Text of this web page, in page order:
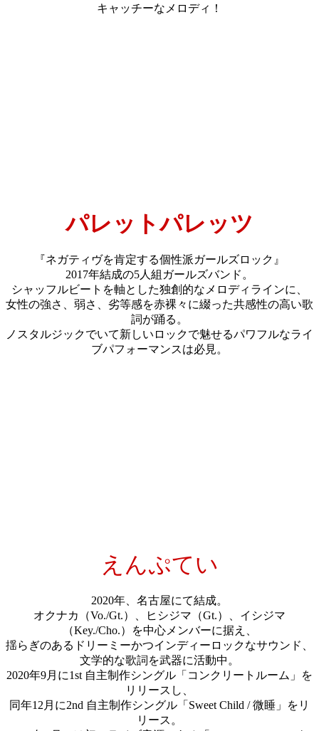
キャッチーなメロディ！
パレットパレッツ
『ネガティヴを肯定する個性派ガールズロック』
2017年結成の5人組ガールズバンド。
シャッフルビートを軸とした独創的なメロディラインに、
女性の強さ、弱さ、劣等感を赤裸々に綴った共感性の高い歌
詞が踊る。
ノスタルジックでいて新しいロックで魅せるパワフルなライ
ブパフォーマンスは必見。
えんぷてい
2020年、名古屋にて結成。
オクナカ（Vo./Gt.）、ヒシジマ（Gt.）、イシジマ
（Key./Cho.）を中心メンバーに据え、
揺らぎのあるドリーミーかつインディーロックなサウンド、
文学的な歌詞を武器に活動中。
2020年9月に1st 自主制作シングル「コンクリートルーム」を
リリースし、
同年12月に2nd 自主制作シングル「Sweet Child / 微睡」をリ
リース。